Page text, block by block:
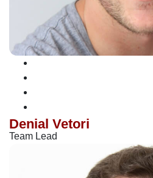
Denial Vetori
Team Lead